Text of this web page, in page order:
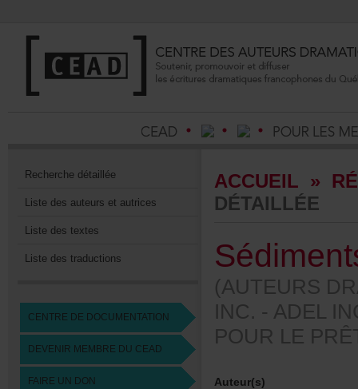
Recherchedétaillée
Listedesauteursetautrices
Listedestextes
Listedestraductions
CENTREDEDOCUMENTATION
DEVENIRMEMBREDUCEAD
FAIREUNDON
ACCUEIL »
DÉTAILLÉE
INC.-
Auteur(s)